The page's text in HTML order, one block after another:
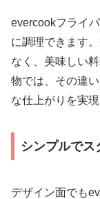
evercookフライ
に調理できます
なく、美味しい
物では、その違
な仕上がりを実
シンプルでス
デザイン面でも